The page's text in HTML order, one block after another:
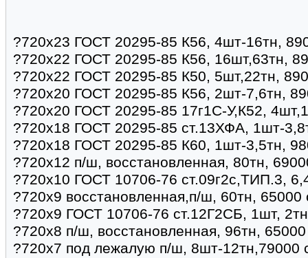
?720х23 ГОСТ 20295-85 К56, 4шт-16тн,
?720х22 ГОСТ 20295-85 К56, 16шт,63тн,
?720х22 ГОСТ 20295-85 К50, 5шт,22тн,
?720х20 ГОСТ 20295-85 К56, 2шт-7,6тн,
?720х20 ГОСТ 20295-85 17г1С-У,К52,
?720х18 ГОСТ 20295-85 ст.13ХФА, 1шт-
?720х18 ГОСТ 20295-85 К60, 1шт-3,5тн,
?720х12 п/ш, восстановленная, 80тн,
?720х10 ГОСТ 10706-76 ст.09г2с,ТИП.3,
?720х9 восстановленная,п/ш, 60тн, 65000
?720х9 ГОСТ 10706-76 ст.12Г2СБ, 1шт,
?720х8 п/ш, восстановленная, 96тн,
?720х7 под лежалую п/ш, 8шт-12тн,79000